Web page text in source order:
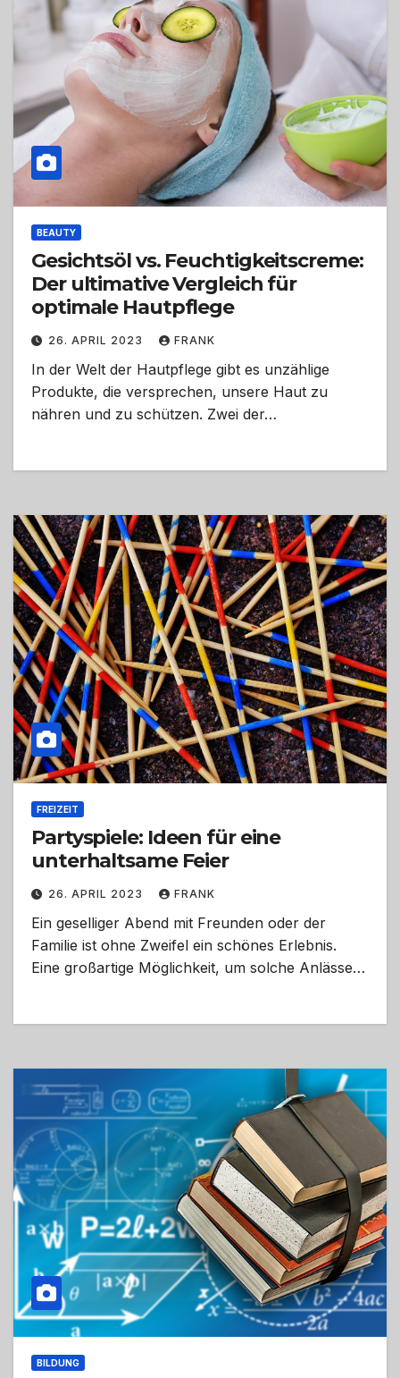
BEAUTY
Gesichtsöl vs. Feuchtigkeitscreme:
Der ultimative Vergleich für
optimale Hautpflege
26. APRIL 2023 FRANK
In der Welt der Hautpflege gibt es unzählige
Produkte, die versprechen, unsere Haut zu
nähren und zu schützen. Zwei der…
FREIZEIT
Partyspiele: Ideen für eine
unterhaltsame Feier
26. APRIL 2023 FRANK
Ein geselliger Abend mit Freunden oder der
Familie ist ohne Zweifel ein schönes Erlebnis.
Eine großartige Möglichkeit, um solche Anlässe…
BILDUNG